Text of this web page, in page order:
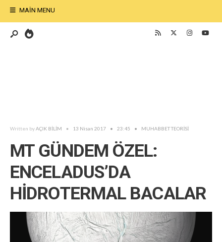
MAIN MENU
Written byAÇIK BİLİM • 13 Nisan 2017 • 23:45 • MUHABBET TEORİSİ
MT GÜNDEM ÖZEL:
ENCELADUS’DA
HİDROTERMAL BACALAR